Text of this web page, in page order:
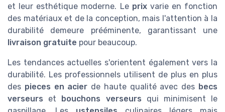
et leur esthétique moderne. Le prixvarie en fonction
des matériaux et de la conception, mais l'attention à la
durabilité demeure prééminente, garantissant une
livraison gratuite pour beaucoup.
Les tendances actuelles s'orientent également vers la
durabilité. Les professionnels utilisent de plus en plus
des pieces en acier de haute qualité avec des becs
verseurs et bouchons verseurs qui minimisent le